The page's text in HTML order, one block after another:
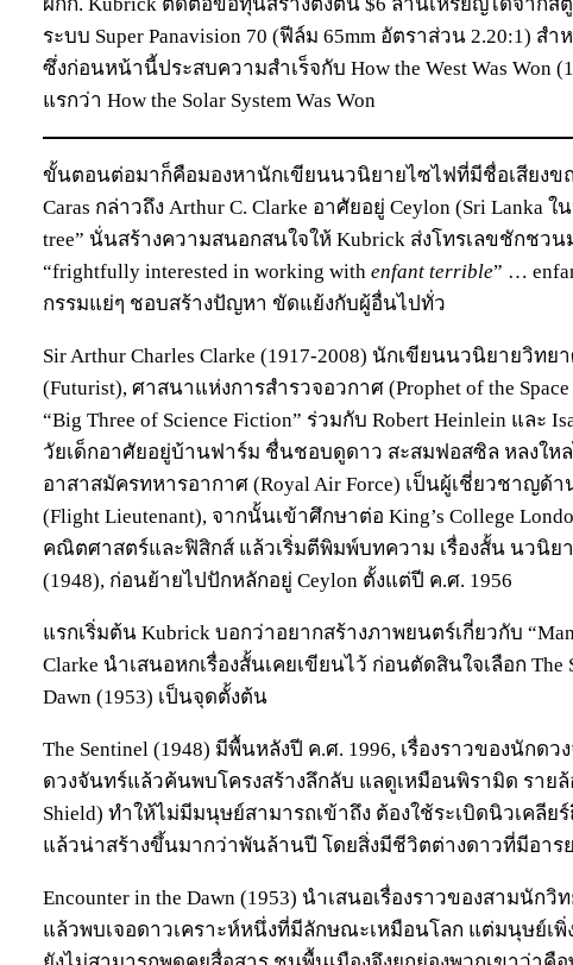
ผกก. Kubrick ติดต่อขอทุนสร้างตั้งต้น $6 ล้านเหรียญได้จาก
ระบบ Super Panavision 70 (ฟีล์ม 65mm อัตราส่วน 2.20:1) ส
ซึ่งก่อนหน้านี้ประสบความสำเร็จกับ How the West Was Won
แรกว่า How the Solar System Was Won
ขั้นตอนต่อมาก็คือมองหานักเขียนนวนิยายไซไฟที่มีชื่อเสียงข
Caras กล่าวถึง Arthur C. Clarke อาศัยอยู่ Ceylon (Sri Lanka ใ
tree” นั่นสร้างความสนอกสนใจให้ Kubrick ส่งโทรเลขชักชว
“frightfully interested in working with enfant terrible” …
กรรมแย่ๆ ชอบสร้างปัญหา ขัดแย้งกับผู้อื่นไปทั่ว
Sir Arthur Charles Clarke (1917-2008) นักเขียนนวนิยายวิทย
(Futurist), ศาสนาแห่งการสำรวจอวกาศ (Prophet of the
“Big Three of Science Fiction” ร่วมกับ Robert Heinlein และ
วัยเด็กอาศัยอยู่บ้านฟาร์ม ชื่นชอบดูดาว สะสมฟอสซิล หลงใหล
อาสาสมัครทหารอากาศ (Royal Air Force) เป็นผู้เชี่ยวชาญด้า
(Flight Lieutenant), จากนั้นเข้าศึกษาต่อ King’s College
คณิตศาสตร์และฟิสิกส์ แล้วเริ่มตีพิมพ์บทความ เรื่องสั้น นวนิยา
(1948), ก่อนย้ายไปปักหลักอยู่ Ceylon ตั้งแต่ปี ค.ศ. 1956
แรกเริ่มต้น Kubrick บอกว่าอยากสร้างภาพยนตร์เกี่ยวกับ
Clarke นำเสนอหกเรื่องสั้นเคยเขียนไว้ ก่อนตัดสินใจเลือก The
Dawn (1953) เป็นจุดตั้งต้น
The Sentinel (1948) มีพื้นหลังปี ค.ศ. 1996, เรื่องราวของนักด
ดวงจันทร์แล้วค้นพบโครงสร้างลึกลับ แลดูเหมือนพิรามิด ราย
Shield) ทำให้ไม่มีมนุษย์สามารถเข้าถึง ต้องใช้ระเบิดนิวเคลีย
แล้วน่าสร้างขึ้นมากว่าพันล้านปี โดยสิ่งมีชีวิตต่างดาวที่มีอาร
Encounter in the Dawn (1953) นำเสนอเรื่องราวของสามนัก
แล้วพบเจอดาวเคราะห์หนึ่งที่มีลักษณะเหมือนโลก แต่มนุษย์เพิ่